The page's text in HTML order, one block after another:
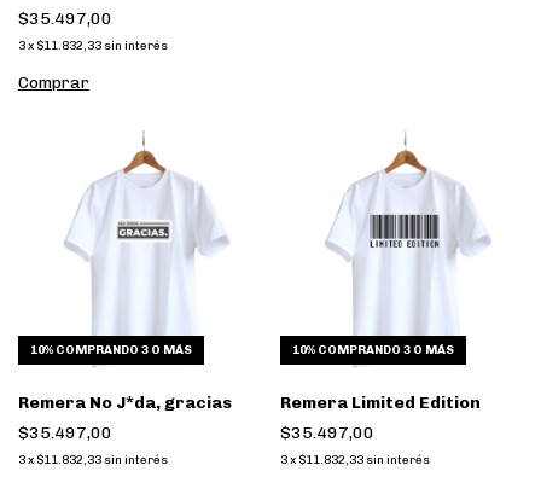
$35.497,00
3x $11.832,33 sin interés
Comprar
10% COMPRANDO 3 O MÁS
Remera No J*da, gracias
$35.497,00
3x $11.832,33 sin interés
10% COMPRANDO 3 O MÁS
Remera Limited Edition
$35.497,00
3 x $11.832,33 sin interés